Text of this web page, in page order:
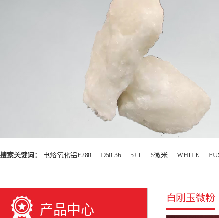
搜索关键词： 电熔氧化铝F280 D50:36 5±1 5微米 WHITE
产品中心
白刚玉微粉